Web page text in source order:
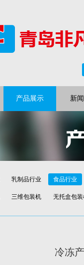
产品展示 新
乳制品行业 食品行业
三维包装机 无托盒包
冷冻